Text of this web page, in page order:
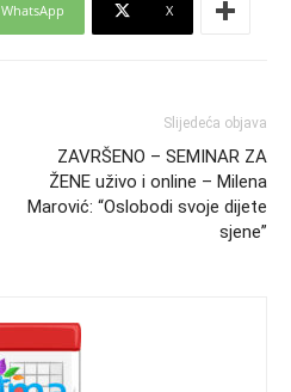
WhatsApp X
Slijedeća objava
ZAVRŠENO – SEMINAR ZA
ŽENE uživo i online – Milena
Marović: “Oslobodi svoje dijete
sjene”